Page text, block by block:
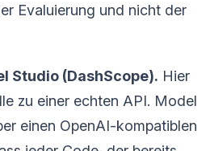
Evaluierung und nicht der
Studio (DashScope). Hier
zu einer echten API. Model
einen OpenAI-kompatiblen